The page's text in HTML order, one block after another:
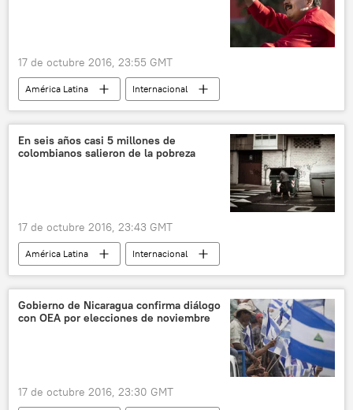
17 de octubre 2016, 23:55 GMT
América Latina
Internacional
Venezuela
Nicolás Maduro
referendo revocatorio
noticias
En seis años casi 5 millones de
colombianos salieron de la pobreza
17 de octubre 2016, 23:43 GMT
América Latina
Internacional
Colombia
Juan Manuel Santos
IPM
pobreza
noticias
Gobierno de Nicaragua confirma diálogo
con OEA por elecciones de noviembre
17 de octubre 2016, 23:30 GMT